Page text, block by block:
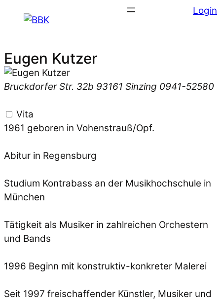
Login
Eugen Kutzer
Bruckdorfer Str. 32b 93161 Sinzing 0941-52580
Vita
1961 geboren in Vohenstrauß/Opf.
Abitur in Regensburg
Studium Kontrabass an der Musikhochschule in
München
Tätigkeit als Musiker in zahlreichen Orchestern
und Bands
1996 Beginn mit konstruktiv-konkreter Malerei
Seit 1997 freischaffender Künstler, Musiker und